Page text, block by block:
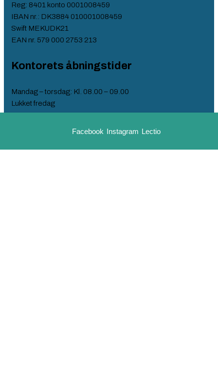
Reg: 8401 konto 0001008459
IBAN nr.: DK3884 010001008459
Swift MEKUDK21
EAN nr. 579 000 2753 213​
Kontorets åbningstider
Mandag – torsdag: Kl. 08.00 – 09.00
Lukket fredag​
Telefon dagligt ml. kl. 08.00 – 12.00
Facebook Instagram Lectio